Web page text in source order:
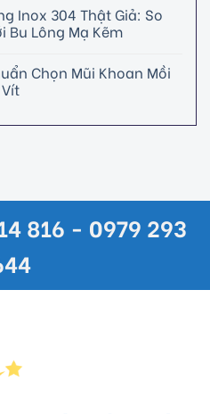
Inox 304 Thật Giả: So
Bu Lông Mạ Kẽm
Chọn Mũi Khoan Mồi
816 - 0979 293